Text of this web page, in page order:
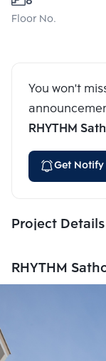
Floor No.
You won't
RHYTHM
Get Notify
Project Details
RHYTHM